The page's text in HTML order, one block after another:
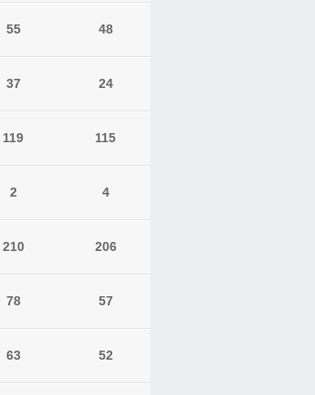
55 48
37 24
119 115
2 4
210 206
78 57
63 52